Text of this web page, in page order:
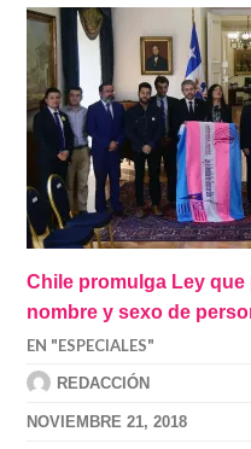
Chile promulga Ley
nombre y sexo de
EN "ESPECIALES"
REDACCIÓN
NOVIEMBRE 21, 2018